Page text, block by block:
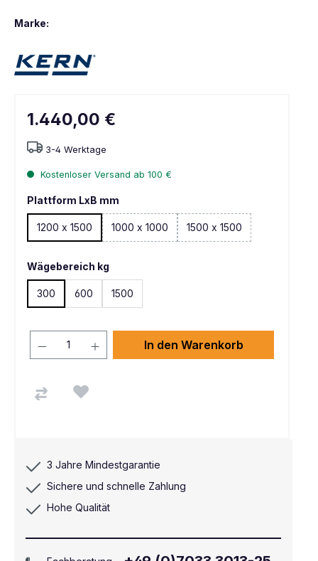
Marke:
1.440,00 €
3-4 Werktage
Kostenloser Versand ab 100 €
Plattform LxB mm
1200 x 1500 1000 x 1000 1500 x 1500
Wägebereich kg
300 600 1500
In den Warenkorb
3 Jahre Mindestgarantie
Sichere und schnelle Zahlung
Hohe Qualität